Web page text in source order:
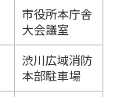
市役所本庁舎
大会議室
渋川広域消防
本部駐車場